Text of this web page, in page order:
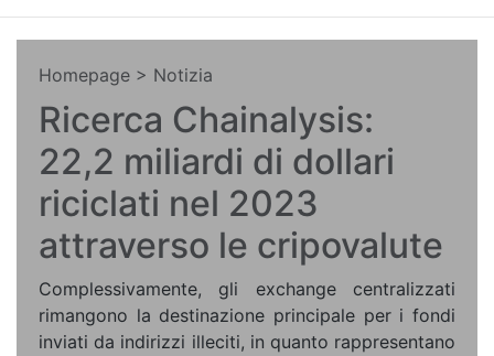
Homepage > Notizia
Ricerca Chainalysis:
22,2 miliardi di dollari
riciclati nel 2023
attraverso le cripovalute
Complessivamente, gli exchange centralizzati
rimangono la destinazione principale per i fondi
inviati da indirizzi illeciti, in quanto rappresentano